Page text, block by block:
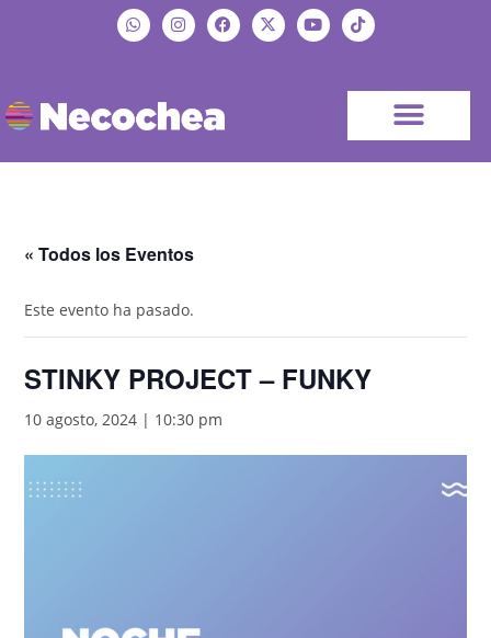
« Todos los Eventos
Este evento ha pasado.
STINKY PROJECT – FUNKY
10 agosto, 2024 | 10:30 pm